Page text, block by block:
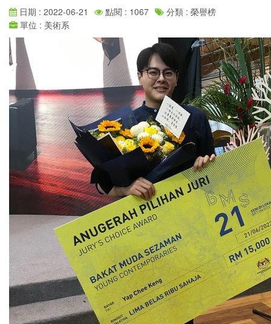
日期 : 2022-06-21 點閱 : 1067
分類 : 榮譽榜
單位 : 美術系